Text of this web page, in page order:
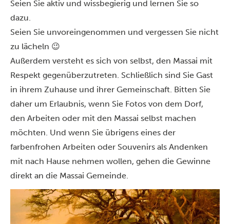
Seien Sie aktiv und wissbegierig und lernen Sie so
dazu.
Seien Sie unvoreingenommen und vergessen Sie nicht
zu lächeln 😉
Außerdem versteht es sich von selbst, den Massai mit
Respekt gegenüberzutreten. Schließlich sind Sie Gast
in ihrem Zuhause und ihrer Gemeinschaft. Bitten Sie
daher um Erlaubnis, wenn Sie Fotos von dem Dorf,
den Arbeiten oder mit den Massai selbst machen
möchten. Und wenn Sie übrigens eines der
farbenfrohen Arbeiten oder Souvenirs als Andenken
mit nach Hause nehmen wollen, gehen die Gewinne
direkt an die Massai Gemeinde.